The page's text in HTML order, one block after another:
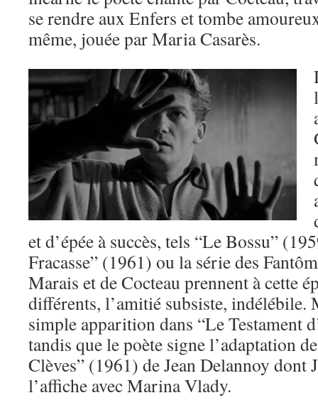
se rendre aux Enfers et tombe
même, jouée par Maria Casarès.
et d’épée à succès, tels “Le Bossu”
Fracasse” (1961) ou la série des
Marais et de Cocteau prennent à cette
différents, l’amitié subsiste, indélébile.
simple apparition dans “Le Testament
tandis que le poète signe l’adaptation
Clèves” (1961) de Jean Delannoy dont
l’affiche avec Marina Vlady.